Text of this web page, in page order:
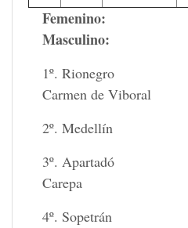
Femenino:
Masculino:
1º.
Carmen de Viboral
2º.
3º.
Carepa
4º.